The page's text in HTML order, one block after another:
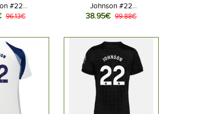
#22
Lasten
(+ Lyhyet
96.13€
Johnson #22
Jalkapallovaatteet Kotipaita
38.95€ 99.88€